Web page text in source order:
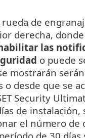
rueda de
derecha,
las
o puede
mostrarán
o desde que se
Security
de instalación,
el número de